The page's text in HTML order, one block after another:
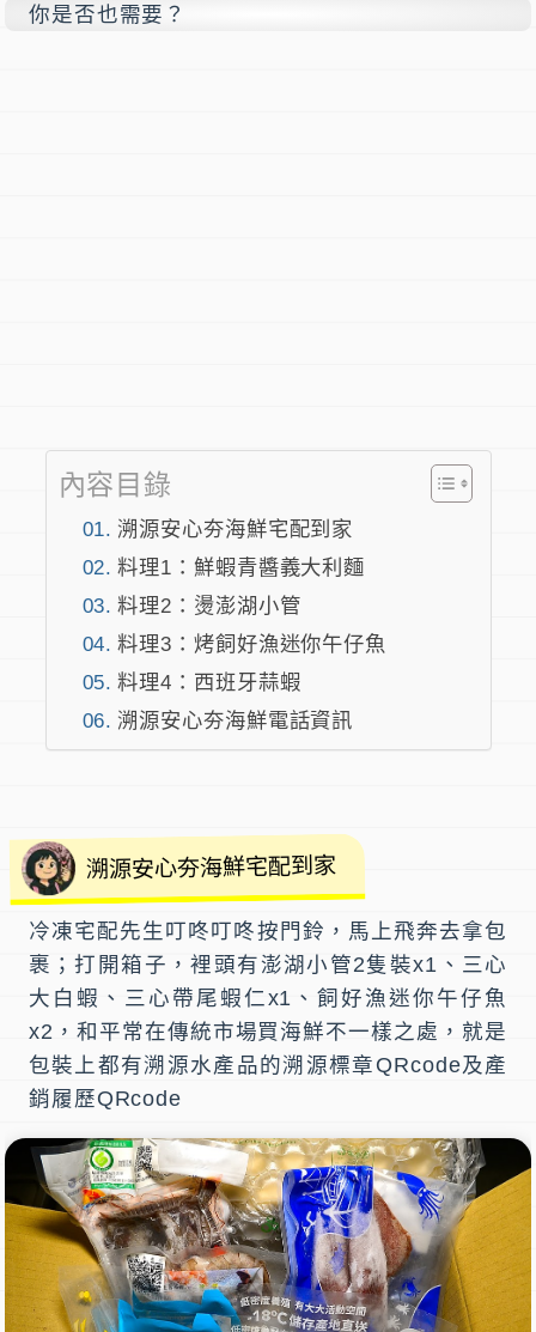
你是否也需要？
內容目錄
溯源安心夯海鮮宅配到家
料理1：鮮蝦青醬義大利麵
料理2：燙澎湖小管
料理3：烤飼好漁迷你午仔魚
料理4：西班牙蒜蝦
溯源安心夯海鮮電話資訊
溯源安心夯海鮮宅配到家
冷凍宅配先生叮咚叮咚按門鈴，馬上飛奔去拿包
裹；打開箱子，裡頭有澎湖小管2隻裝x1、三心
大白蝦、三心帶尾蝦仁x1、飼好漁迷你午仔魚
x2，和平常在傳統市場買海鮮不一樣之處，就是
包裝上都有溯源水產品的溯源標章QRcode及 產
銷履歷QRcode